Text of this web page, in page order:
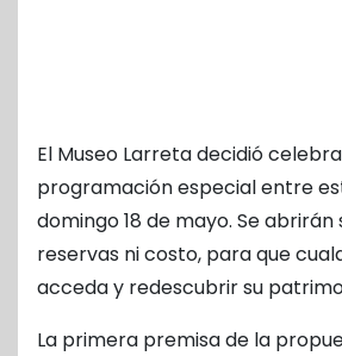
El Museo Larreta decidió
programación especial entre
domingo 18 de mayo. Se abrirán
reservas ni costo, para que
acceda y redescubrir su
La primera premisa de la